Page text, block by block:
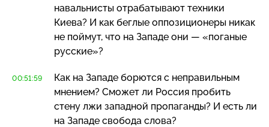
навальнисты отрабатывают техники
Киева? И как беглые оппозиционеры никак
не поймут, что на Западе они — «поганые
русские»?
00:51:59
Как на Западе борются с неправильным
мнением? Сможет ли Россия пробить
стену лжи западной пропаганды? И есть ли
на Западе свобода слова?